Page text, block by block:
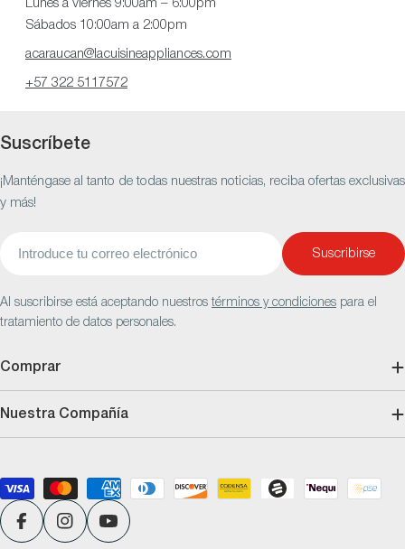
Lunes a viernes 9:00am – 6:00pm
Sábados 10:00am a 2:00pm
acaraucan@lacuisineappliances.com
+57 322 5117572
Suscríbete
¡Manténgase al tanto de todas nuestras noticias, reciba ofertas exclusivas
y más!
Suscribirse
Al suscribirse está aceptando nuestrostérminos y condiciones para el
tratamiento de datos personales.
Comprar
Nuestra Compañía
Métodos
de
pagoFacebookInstagramYouTube